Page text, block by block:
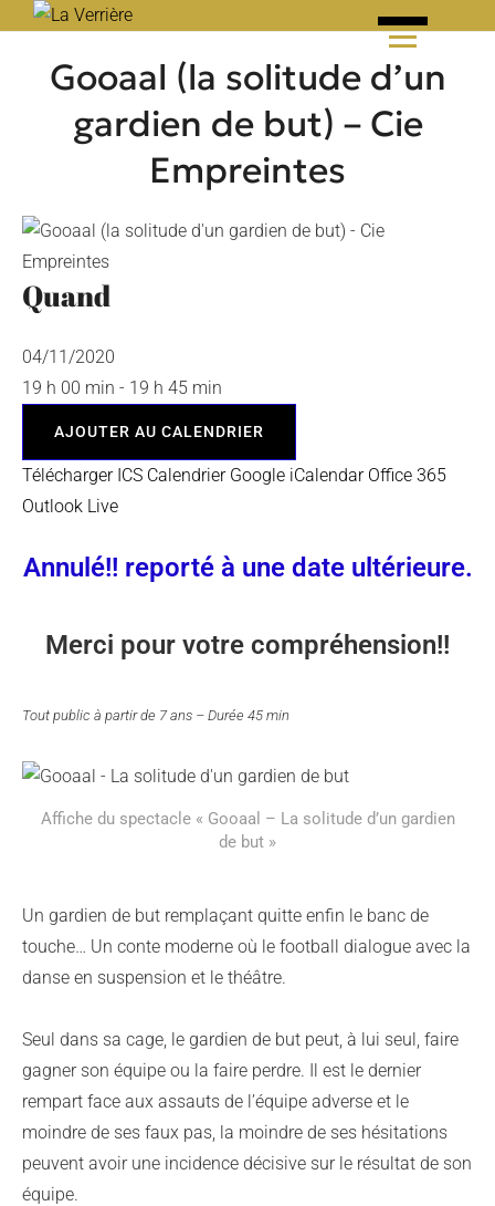
contentGooaal (la solitude d’un
gardien de but) – Cie
Empreintes
Quand
04/11/2020
19 h 00 min - 19 h 45 min
AJOUTER AU CALENDRIER
Télécharger ICS Calendrier Google iCalendar Office 365
Outlook Live
Annulé!! reporté à une date ultérieure.
Merci pour votre compréhension!!
Tout public à partir de 7 ans – Durée 45 min
Affiche du spectacle « Gooaal – La solitude d’un gardien
de but »
Un gardien de but remplaçant quitte enfin le banc de
touche… Un conte moderne où le football dialogue avec la
danse en suspension et le théâtre.
Seul dans sa cage, le gardien de but peut, à lui seul, faire
gagner son équipe ou la faire perdre. Il est le dernier
rempart face aux assauts de l’équipe adverse et le
moindre de ses faux pas, la moindre de ses hésitations
peuvent avoir une incidence décisive sur le résultat de son
équipe.